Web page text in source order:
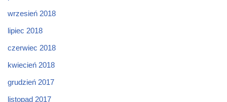
wrzesień 2018
lipiec 2018
czerwiec 2018
kwiecień 2018
grudzień 2017
listopad 2017